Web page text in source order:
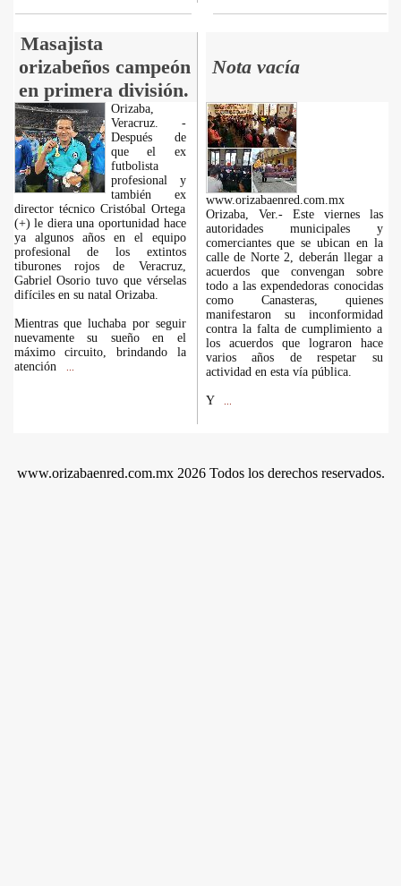
Masajista
orizabeños campeón
en primera división.
Nota vacía
Orizaba,
Veracruz. -
Después de
que el ex
futbolista
profesional y
también ex
director técnico Cristóbal Ortega
(+) le diera una oportunidad hace
ya algunos años en el equipo
profesional de los extintos
tiburones rojos de Veracruz,
Gabriel Osorio tuvo que vérselas
difíciles en su natal Orizaba.
Mientras que luchaba por seguir
nuevamente su sueño en el
máximo circuito, brindando la
atención
www.orizabaenred.com.mx
Orizaba, Ver.- Este viernes las
autoridades municipales y
comerciantes que se ubican en la
calle de Norte 2, deberán llegar a
acuerdos que convengan sobre
todo a las expendedoras conocidas
como Canasteras, quienes
manifestaron su inconformidad
contra la falta de cumplimiento a
los acuerdos que lograron hace
varios años de respetar su
actividad en esta vía pública.
Y
www.orizabaenred.com.mx 2026 Todos los derechos reservados.